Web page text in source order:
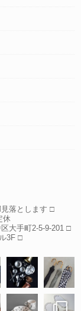
落とします □
休
大手町2-5-9-201 □
3F □